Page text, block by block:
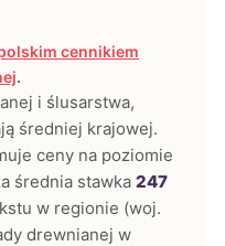
cennikiem
.
i ślusarstwa,
średniej krajowej.
ceny na poziomie
średnia stawka 247
w regionie (woj.
drewnianej w